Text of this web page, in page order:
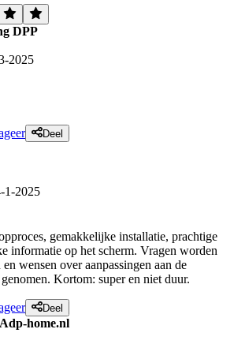
DPP
2025
Deel
1-2025
gemakkelijke installatie, prachtige
informatie op het scherm. Vragen worden
wensen over aanpassingen aan de
Kortom: super en niet duur.
Deel
home.nl